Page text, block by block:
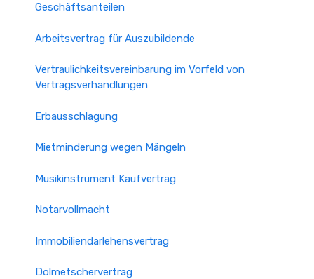
Geschäftsanteilen
Arbeitsvertrag für Auszubildende
Vertraulichkeitsvereinbarung im Vorfeld von
Vertragsverhandlungen
Erbausschlagung
Mietminderung wegen Mängeln
Musikinstrument Kaufvertrag
Notarvollmacht
Immobiliendarlehensvertrag
Dolmetschervertrag